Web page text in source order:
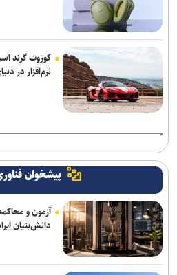
نرم‌افزار در
پیشخوان
آزمون و
دانش‌بنیان